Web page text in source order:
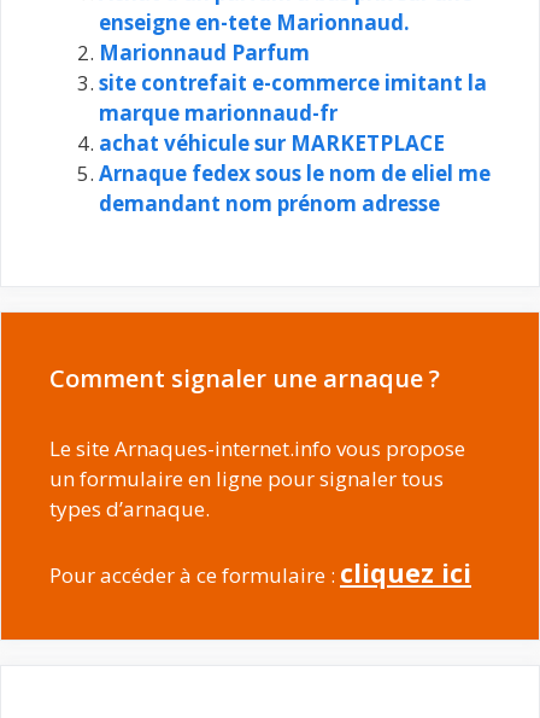
enseigne en-tete Marionnaud.
Marionnaud Parfum
site contrefait e-commerce imitant la
marque marionnaud-fr
achat véhicule sur MARKETPLACE
Arnaque fedex sous le nom de eliel me
demandant nom prénom adresse
Comment signaler une arnaque ?
Le site Arnaques-internet.info vous propose
un formulaire en ligne pour signaler tous
types d’arnaque.
Pour accéder à ce formulaire : cliquez ici